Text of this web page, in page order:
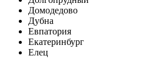
Домодедово
Дубна
Евпатория
Екатеринбург
Елец